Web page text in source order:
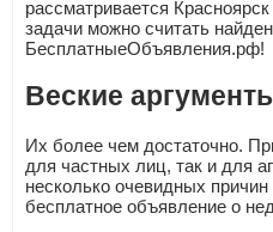
рассматривается
задачи можно считать
БесплатныеОбъявления.рф!
Веские
Их более чем достаточно.
для частных лиц, так и для
несколько очевидных
бесплатное объявление о